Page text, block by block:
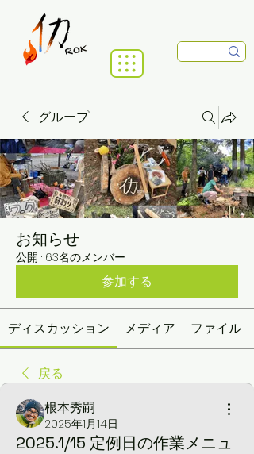
グループ
お知らせ
公開 · 63名のメンバー
参加する
ディスカッション メディア ファイル
戻る
根本秀嗣
2025年1月14日
2025.1/15 定例日の作業メニュ